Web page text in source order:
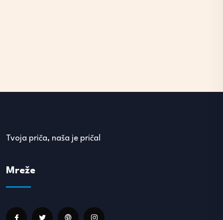
Tvoja priča, naša je priča!
Mreže